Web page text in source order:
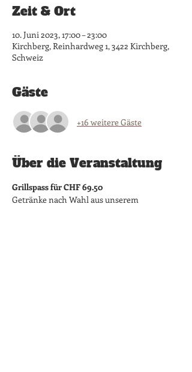
Zeit & Ort
10. Juni 2023, 17:00 – 23:00
Kirchberg, Reinhardweg 1, 3422 Kirchberg,
Schweiz
Gäste
+16 weitere Gäste
Über die Veranstaltung
Grillspass für CHF 69.50
​Getränke nach Wahl aus unserem